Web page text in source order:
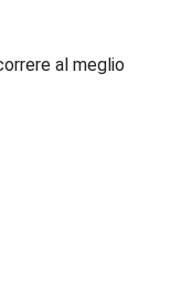
al meglio